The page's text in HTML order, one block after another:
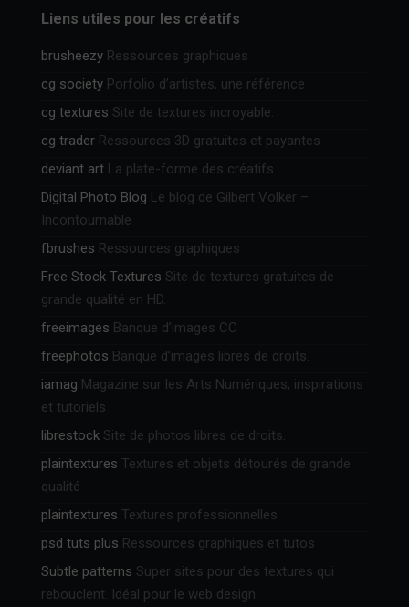
Liens utiles pour les créatifs
brusheezy Ressources graphiques
cg society Porfolio d’artistes, une référence
cg textures Site de textures incroyable.
cg trader Ressources 3D gratuites et payantes
deviant art La plate-forme des créatifs
Digital Photo Blog Le blog de Gilbert Volker –
Incontournable
fbrushes Ressources graphiques
Free Stock Textures Site de textures gratuites de
grande qualité en HD.
freeimages Banque d’images CC
freephotos Banque d’images libres de droits.
iamag Magazine sur les Arts Numériques, inspirations
et tutoriels
librestock Site de photos libres de droits.
plaintextures Textures et objets détourés de grande
qualité
plaintextures Textures professionnelles
psd tuts plus Ressources graphiques et tutos
Subtle patterns Super sites pour des textures qui
rebouclent. Idéal pour le web design.